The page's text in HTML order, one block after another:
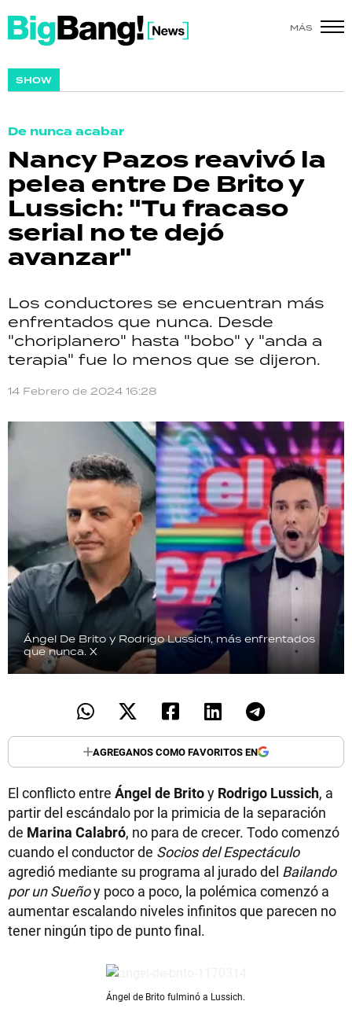
MÁS
SHOW
De nunca acabar
Nancy Pazos reavivó la
pelea entre De Brito y
Lussich: "Tu fracaso
serial no te dejó
avanzar"
Los conductores se encuentran más
enfrentados que nunca. Desde
"choriplanero" hasta "bobo" y "anda a
terapia" fue lo menos que se dijeron.
14 Febrero de 2024 16:28
Ángel De Brito y Rodrigo Lussich, más enfrentados
que nunca. X
AGREGANOS COMO FAVORITOS EN
El conflicto entre Ángel de Britoy Rodrigo Lussich, a
partir del escándalo por la primicia de la separación
de Marina Calabró, no para de crecer. Todo comenzó
cuando el conductor de Socios del Espectáculo
agredió mediante su programa al jurado del Bailando
por un Sueñoy poco a poco, la polémica comenzó a
aumentar escalando niveles infinitos que parecen no
tener ningún tipo de punto final.
Ángel de Brito fulminó a Lussich.
SHOW
ACTUALIDAD
POLICIALES
ECONOMÍA
GRAN HERMANO
SALUD
DEPORTES
TECNOLOGÍA
RECETAS
PALABRAS
HORÓSCOPO
Seguinos